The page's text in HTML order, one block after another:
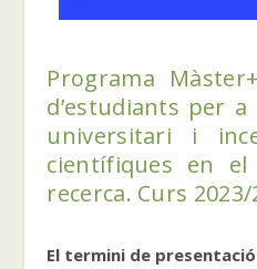
Programa
d’estudiants per
universitari i
científiques en
recerca. Curs 2023/
El termini de